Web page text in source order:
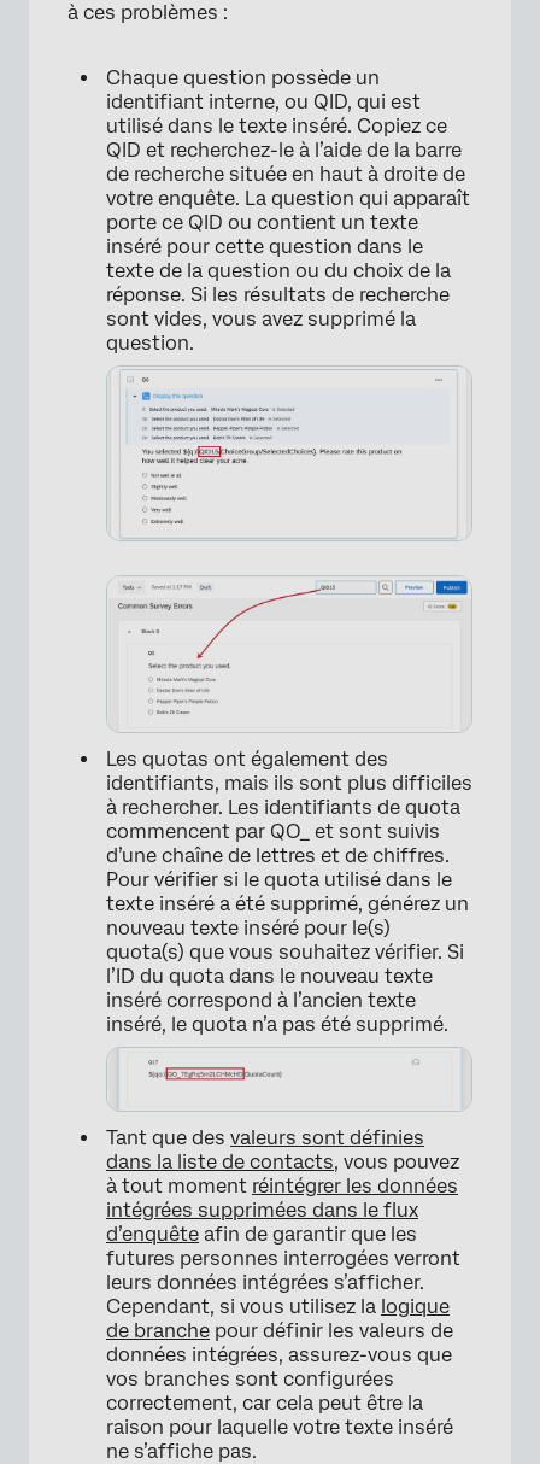
à ces problèmes :
Chaque question possède un
identifiant interne, ou QID, qui est
utilisé dans le texte inséré. Copiez ce
QID et recherchez-le à l’aide de la barre
de recherche située en haut à droite de
votre enquête. La question qui apparaît
porte ce QID ou contient un texte
inséré pour cette question dans le
texte de la question ou du choix de la
réponse. Si les résultats de recherche
sont vides, vous avez supprimé la
question.
×
Les quotas ont également des
identifiants, mais ils sont plus difficiles
à rechercher. Les identifiants de quota
commencent par QO_ et sont suivis
d’une chaîne de lettres et de chiffres.
Pour vérifier si le quota utilisé dans le
texte inséré a été supprimé, générez un
nouveau texte inséré pour le(s)
quota(s) que vous souhaitez vérifier. Si
l’ID du quota dans le nouveau texte
inséré correspond à l’ancien texte
inséré, le quota n’a pas été supprimé.
Tant que des valeurs sont définies
dans la liste de contacts, vous pouvez
à tout moment réintégrer les données
intégrées supprimées dans le flux
d’enquête afin de garantir que les
futures personnes interrogées verront
leurs données intégrées s’afficher.
Cependant, si vous utilisez la logique
de branche pour définir les valeurs de
données intégrées, assurez-vous que
vos branches sont configurées
correctement, car cela peut être la
raison pour laquelle votre texte inséré
ne s’affiche pas.